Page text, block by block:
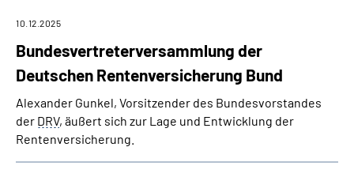
Bundesvertreterversammlung der
Deutschen Rentenversicherung Bund
10.12.2025
Alexander Gunkel, Vorsitzender des Bundes­vorstandes
der DRV, äußert sich zur Lage und Entwicklung der
Rentenversicherung.